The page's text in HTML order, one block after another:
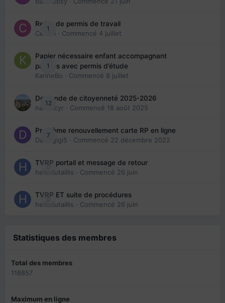
1
Refus de permis de travail
Cedbri · Commencé 4 juillet
1
Papier nécessaire enfant accompagnant
parents avec permis d’étude
KarineBo · Commencé 8 juillet
12
Demande de citoyenneté 2025-2026
nanancyr · Commencé 18 août 2025
7
Problème renouvellement carte RP en ligne
Davidgigi5 · Commencé 22 décembre 2022
0
TVRP portail et message de retour
hellodutaillis · Commencé 26 juin
0
TVRP ET suite de procédures
hellodutaillis · Commencé 26 juin
Statistiques des membres
Total des membres
118857
Maximum en ligne